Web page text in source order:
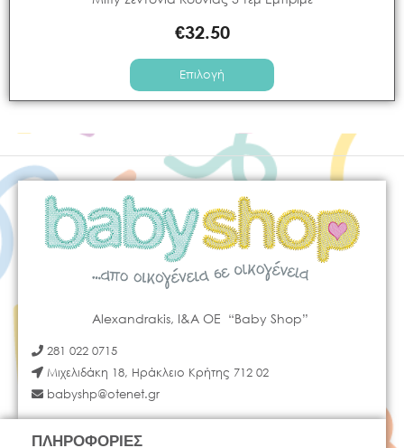
€32.50
Επιλογή
Alexandrakis, I&A OE “Baby Shop”
281 022 0715
Μιχελιδάκη 18, Ηράκλειο Κρήτης 712 02
babyshp@otenet.gr
ΠΛΗΡΟΦΟΡΙΕΣ